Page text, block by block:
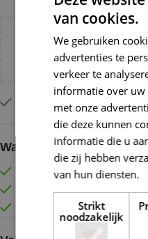
Voeg nog€ 55,00toe voor
Op voorraad
Waarom kopen bij de
Lage verzendkosten
Gratis verzonden vanaf
Vóór 16:30 besteld =
van cookies.
We gebruiken
advertenties te
verkeer te
informatie over uw
met onze
die deze kunnen
informatie die u
die zij hebben
van hun diensten.
Strikt
noodzakelijk